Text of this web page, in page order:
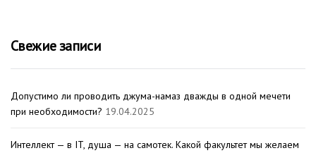
Свежие записи
Допустимо ли проводить джума-намаз дважды в одной мечети
при необходимости? 19.04.2025
Интеллект — в IT, душа — на самотек. Какой факультет мы желаем